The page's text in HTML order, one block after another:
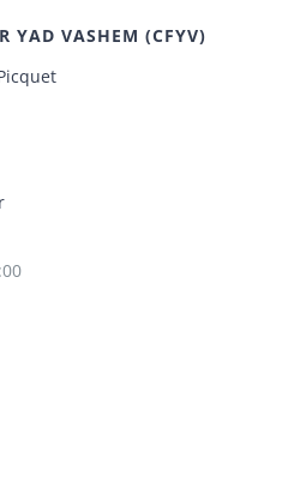
YAD VASHEM (CFYV)